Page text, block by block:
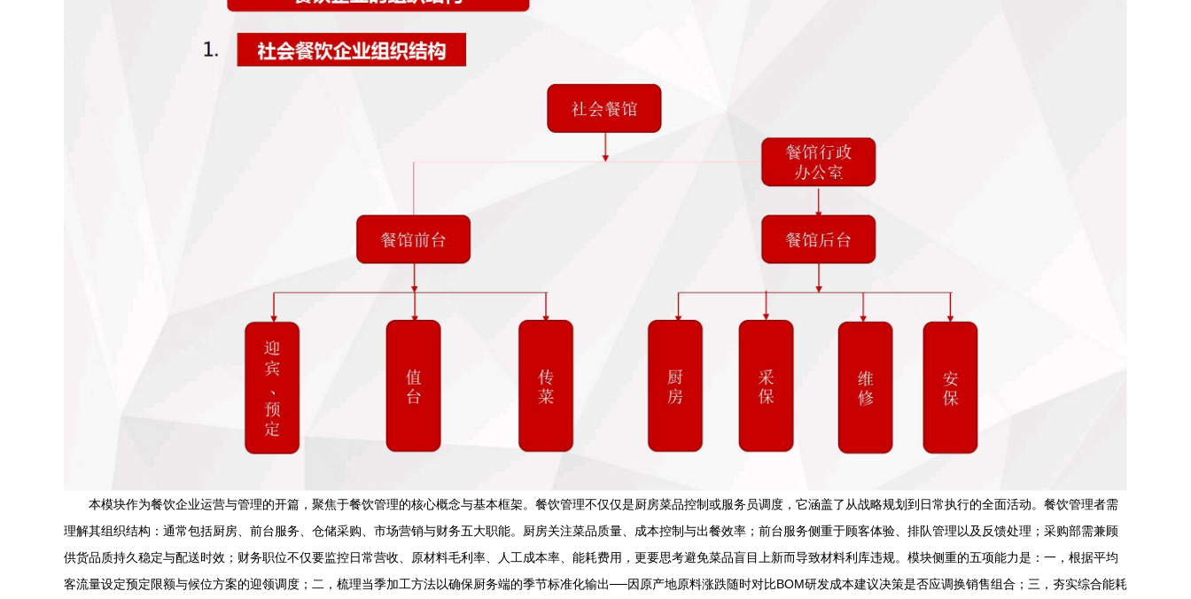
本模块作为餐饮企业运营与管理的开篇，聚焦于餐饮管理的核心概念与基本框架。餐饮管理不仅仅是厨房菜品控制或服务员调度，它涵盖了从战略规划到日常执行的全面活动。餐饮管理者需
理解其组织结构：通常包括厨房、前台服务、仓储采购、市场营销与财务五大职能。厨房关注菜品质量、成本控制与出餐效率；前台服务侧重于顾客体验、排队管理以及反馈处理；采购部需兼顾
供货品质持久稳定与配送时效；财务职位不仅要监控日常营收、原材料毛利率、人工成本率、能耗费用，更要思考避免菜品盲目上新而导致材料利库违规。模块侧重的五项能力是：一，根据平均
客流量设定预定限额与候位方案的迎领调度；二，梳理当季加工方法以确保厨务端的季节标准化输出──因原产地原料涨跌随时对比BOM研发成本建议决策是否应调换销售组合；三，夯实综合能耗